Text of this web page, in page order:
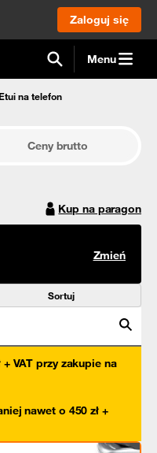
Zaloguj się
Menu
na telefon
Ceny brutto
Kup na paragon
Zmień
Sortuj
VAT przy zakupie na
nawet o 450 zł +